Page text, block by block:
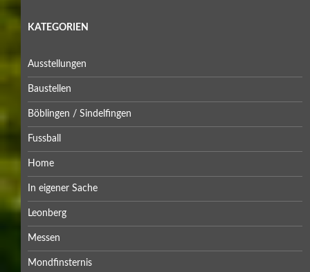
KATEGORIEN
Ausstellungen
Baustellen
Böblingen / Sindelfingen
Fussball
Home
In eigener Sache
Leonberg
Messen
Mondfinsternis